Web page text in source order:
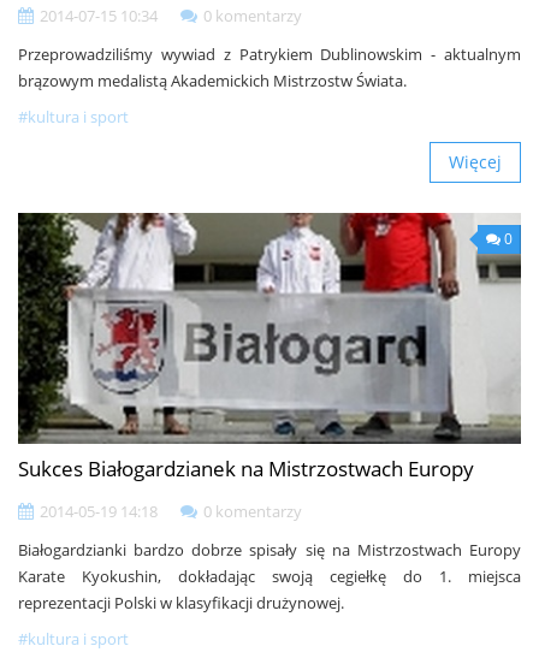
2014-07-15 10:34
0 komentarzy
Przeprowadziliśmy wywiad z Patrykiem Dublinowskim - aktualnym
brązowym medalistą Akademickich Mistrzostw Świata.
#kultura i sport
Więcej
0
Sukces Białogardzianek na Mistrzostwach Europy
2014-05-19 14:18
0 komentarzy
Białogardzianki bardzo dobrze spisały się na Mistrzostwach Europy
Karate Kyokushin, dokładając swoją cegiełkę do 1. miejsca
reprezentacji Polski w klasyfikacji drużynowej.
#kultura i sport